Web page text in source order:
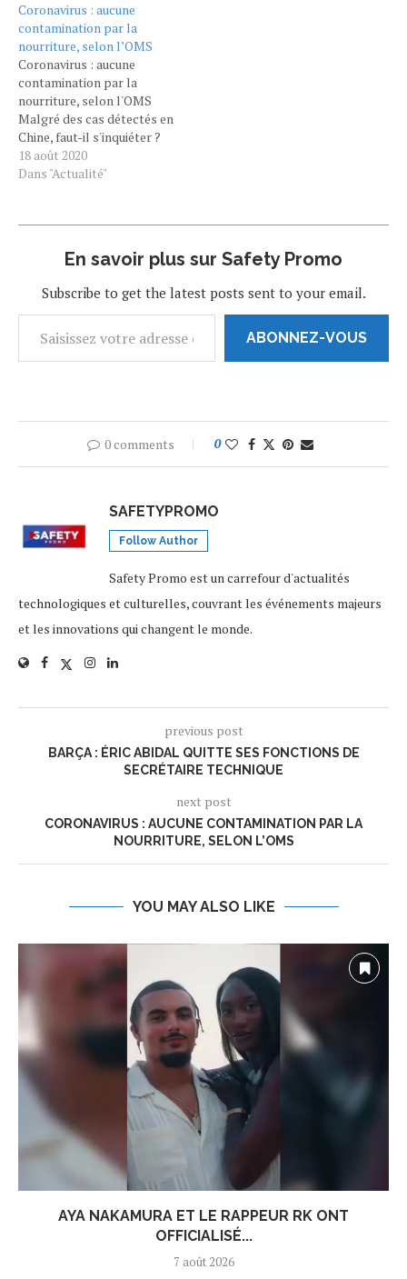
police nationale impose le
port du masque à tous les
policiers nationaux. Ces
instructions sont
destinées à renforcer la…
Coronavirus : aucune
contamination par la
nourriture, selon l’OMS
Coronavirus : aucune
contamination par la
nourriture, selon l'OMS
Malgré des cas détectés en
Chine, faut-il s'inquiéter ?
L'Organisation mondiale de
la Santé veut apaiser les
concernant le Covid-19. Il y
chinoises ont annoncé avoir
18 août 2020
Dans "Actualité"
En savoir plus sur Safety Promo
Subscribe to get the latest posts sent to your email.
ABONNEZ-VOUS
0 comments 0
SAFETYPROMO
Follow Author
Safety Promo est un carrefour d'actualités
technologiques et culturelles, couvrant les événements majeurs
et les innovations qui changent le monde.
previous post
BARÇA : ÉRIC ABIDAL QUITTE SES FONCTIONS DE
SECRÉTAIRE TECHNIQUE
next post
CORONAVIRUS : AUCUNE CONTAMINATION PAR LA
NOURRITURE, SELON L’OMS
YOU MAY ALSO LIKE
AYA NAKAMURA ET LE RAPPEUR RK ONT
OFFICIALISÉ...
7 août 2026